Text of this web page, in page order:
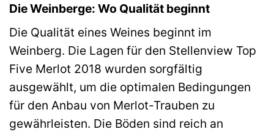
Die Weinberge: Wo Qualität beginnt
Die Qualität eines Weines beginnt im
Weinberg. Die Lagen für den Stellenview Top
Five Merlot 2018 wurden sorgfältig
ausgewählt, um die optimalen Bedingungen
für den Anbau von Merlot-Trauben zu
gewährleisten. Die Böden sind reich an